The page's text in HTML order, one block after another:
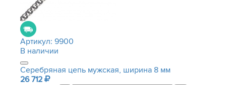
Артикул: 9900
В наличии
Серебряная цепь мужская, ширина 8 мм
26 712